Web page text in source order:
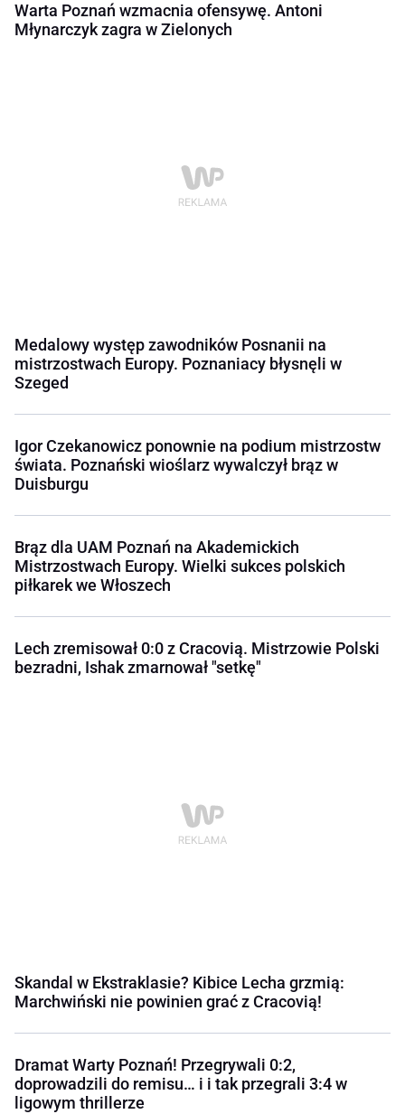
Warta Poznań wzmacnia ofensywę. Antoni
Młynarczyk zagra w Zielonych
Medalowy występ zawodników Posnanii na
mistrzostwach Europy. Poznaniacy błysnęli w
Szeged
Igor Czekanowicz ponownie na podium mistrzostw
świata. Poznański wioślarz wywalczył brąz w
Duisburgu
Brąz dla UAM Poznań na Akademickich
Mistrzostwach Europy. Wielki sukces polskich
piłkarek we Włoszech
Lech zremisował 0:0 z Cracovią. Mistrzowie Polski
bezradni, Ishak zmarnował "setkę"
Skandal w Ekstraklasie? Kibice Lecha grzmią:
Marchwiński nie powinien grać z Cracovią!
Dramat Warty Poznań! Przegrywali 0:2,
doprowadzili do remisu… i i tak przegrali 3:4 w
ligowym thrillerze